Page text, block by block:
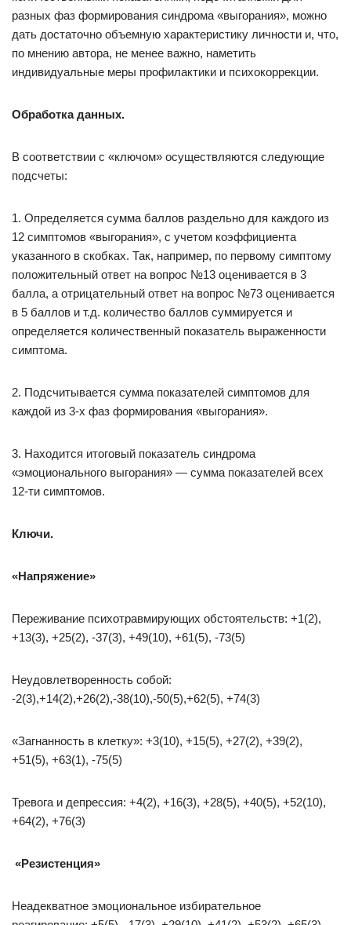
разных фаз формирования синдрома «выгорания», можно
дать достаточно объемную характеристику личности и, что,
по мнению автора, не менее важно, наметить
индивидуальные меры профилактики и психокоррекции.
Обработка данных.
В соответствии с «ключом» осуществляются следующие
подсчеты:
1. Определяется сумма баллов раздельно для каждого из
12 симптомов «выгорания», с учетом коэффициента
указанного в скобках. Так, например, по первому симптому
положительный ответ на вопрос №13 оценивается в 3
балла, а отрицательный ответ на вопрос №73 оценивается
в 5 баллов и т.д. количество баллов суммируется и
определяется количественный показатель выраженности
симптома.
2. Подсчитывается сумма показателей симптомов для
каждой из 3-х фаз формирования «выгорания».
3. Находится итоговый показатель синдрома
«эмоционального выгорания» — сумма показателей всех
12-ти симптомов.
Ключи.
«Напряжение»
Переживание психотравмирующих обстоятельств: +1(2),
+13(3), +25(2), -37(3), +49(10), +61(5), -73(5)
Неудовлетворенность собой:
-2(3),+14(2),+26(2),-38(10),-50(5),+62(5), +74(3)
«Загнанность в клетку»: +3(10), +15(5), +27(2), +39(2),
+51(5), +63(1), -75(5)
Тревога и депрессия: +4(2), +16(3), +28(5), +40(5), +52(10),
+64(2), +76(3)
«Резистенция»
Неадекватное эмоциональное избирательное